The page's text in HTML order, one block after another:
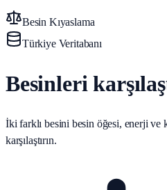
Besin Kıyaslama
Türkiye Veritabanı
Besinleri
İki farklı besini besin öğesi, enerji ve
karşılaştırın.